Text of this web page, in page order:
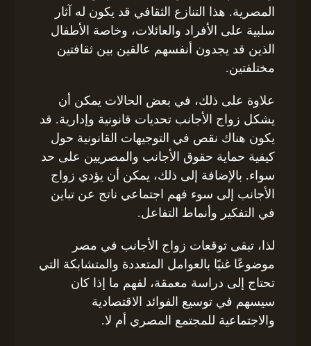
المصرية. هذا التنازع الثقافي قد يكون له آثار
سلبية على الأفراد والعائلات، وخاصة الأطفال
الذين قد يجدون أنفسهم عالقين بين ثقافتين
مختلفتين.
علاوة على ذلك، في بعض الحالات يمكن أن
يشكل زواج الأجانب تحديات قانونية وإدارية. قد
يكون هناك نقص في التوجيهات القانونية حول
كيفية حماية حقوق الأجانب والمصريين على حد
سواء. بالإضافة إلى ذلك، يمكن أن يؤدي زواج
الأجانب إلى سوء فهم اجتماعي ناتج عن تباين
في التفكير وأنماط التفاعل.
لذا، تبقى توقعات زواج الأجانب في مصر
موضوعًا غنيًا بالعوامل المتعددة والمتشابكة التي
تحتاج إلى دراسة معمقة، لفهم ما إذا كان
سيسهم في توسيع الفوائد الاقتصادية
والاجتماعية للمجتمع المصري أم لا.